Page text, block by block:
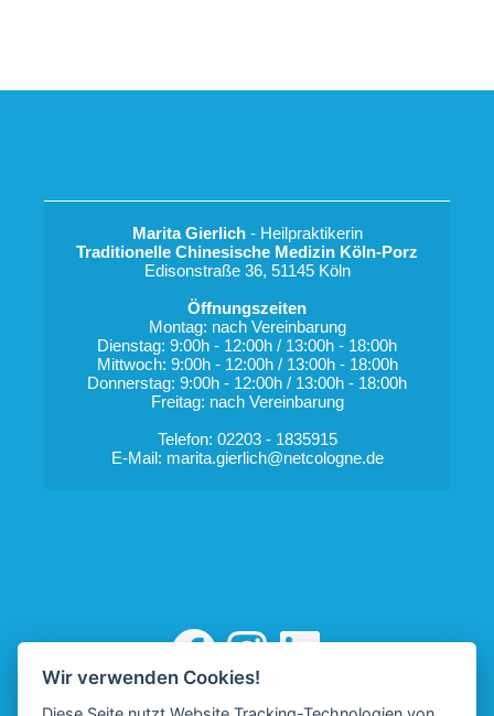
Marita Gierlich - Heilpraktikerin
Traditionelle Chinesische Medizin Köln-Porz
Edisonstraße 36, 51145 Köln
Öffnungszeiten
Montag: nach Vereinbarung
Dienstag: 9:00h - 12:00h / 13:00h - 18:00h
Mittwoch: 9:00h - 12:00h / 13:00h - 18:00h
Donnerstag: 9:00h - 12:00h / 13:00h - 18:00h
Freitag: nach Vereinbarung
Telefon: 02203 - 1835915
E-Mail: marita.gierlich@netcologne.de
Marita Gierlich auf Facebook InstagramMarita Gierlich auf LinkedIn
Wir verwenden Cookies!